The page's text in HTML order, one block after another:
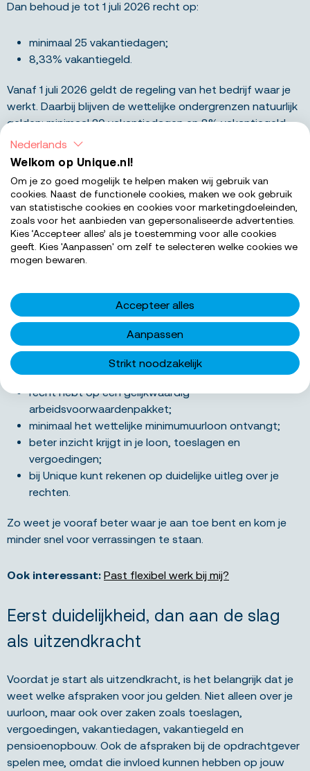
Dan behoud je tot 1 juli 2026 recht op:
minimaal 25 vakantiedagen;
8,33% vakantiegeld.
Vanaf 1 juli 2026 geldt de regeling van het bedrijf waar je
werkt. Daarbij blijven de wettelijke ondergrenzen natuurlijk
gelden: minimaal 20 vakantiedagen en 8% vakantiegeld.
Lees ook: Wanneer heb je recht op een
thuiswerkvergoeding?
Wat betekent dit voor jou?
De veranderingen in 2026 geven je meer duidelijkheid over
Concreet betekent dit dat je:
vanaf je eerste werkdag pensioen kunt opbouwen als
je 18 jaar of ouder bent;
recht hebt op een gelijkwaardig
arbeidsvoorwaardenpakket;
minimaal het wettelijke minimumuurloon ontvangt;
beter inzicht krijgt in je loon, toeslagen en
vergoedingen;
bij Unique kunt rekenen op duidelijke uitleg over je
rechten.
Zo weet je vooraf beter waar je aan toe bent en kom je
minder snel voor verrassingen te staan.
Ook interessant: Past flexibel werk bij mij?
Eerst duidelijkheid, dan aan de slag
als uitzendkracht
Voordat je start als uitzendkracht, is het belangrijk dat je
weet welke afspraken voor jou gelden. Niet alleen over je
uurloon, maar ook over zaken zoals toeslagen,
vergoedingen, vakantiedagen, vakantiegeld en
pensioenopbouw. Ook de afspraken bij de opdrachtgever
spelen mee, omdat die invloed kunnen hebben op jouw
Nederlands
Welkom op Unique.nl!
Om je zo goed mogelijk te helpen maken wij gebruik van
cookies. Naast de functionele cookies, maken we ook gebruik
van statistische cookies en cookies voor marketingdoeleinden,
zoals voor het aanbieden van gepersonaliseerde advertenties.
Kies ‘Accepteer alles’ als je toestemming voor alle cookies
geeft. Kies 'Aanpassen' om zelf te selecteren welke cookies we
mogen bewaren.
Accepteer alles
Aanpassen
Strikt noodzakelijk